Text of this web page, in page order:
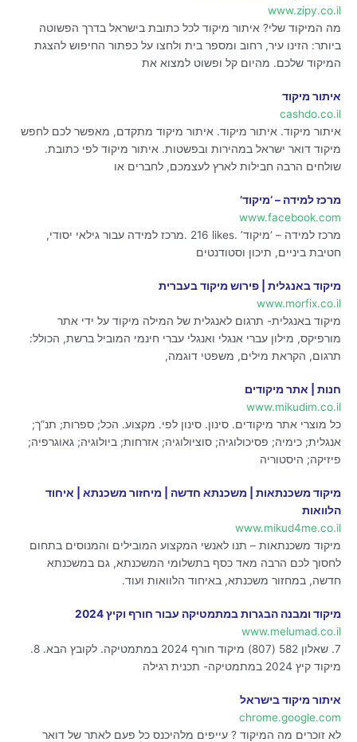
www.zipy.co.il
מה המיקוד שלי? איתור מיקוד לכל כתובת בישראל בדרך הפשוטה
ביותר: הזינו עיר, רחוב ומספר בית ולחצו על כפתור החיפוש להצגת
המיקוד שלכם. מהיום קל ופשוט למצוא את
איתור מיקוד
cashdo.co.il
איתור מיקוד. איתור מיקוד. איתור מיקוד מתקדם, מאפשר לכם לחפש
מיקוד דואר ישראל במהירות ובפשטות. איתור מיקוד לפי כתובת.
שולחים הרבה חבילות לארץ לעצמכם, לחברים או
מרכז למידה – ‘מיקוד’
www.facebook.com
מרכז למידה – ‘מיקוד’‎. 216 likes. ‎מרכז למידה עבור גילאי יסודי,
חטיבת ביניים, תיכון וסטודנטים‎
מיקוד באנגלית | פירוש מיקוד בעברית
www.morfix.co.il
מיקוד באנגלית- תרגום לאנגלית של המילה מיקוד על ידי אתר
מורפיקס, מילון עברי אנגלי ואנגלי עברי חינמי המוביל ברשת, הכולל:
תרגום, הקראת מילים, משפטי דוגמה,
חנות | אתר מיקודים
www.mikudim.co.il
כל מוצרי אתר מיקודים. סינון. סינון לפי. מקצוע. הכל; ספרות; תנ”ך;
אנגלית; כימיה; פסיכולוגיה; סוציולוגיה; אזרחות; ביולוגיה; גאוגרפיה;
פיזיקה; היסטוריה
מיקוד משכנתאות | משכנתא חדשה | מיחזור משכנתא | איחוד
הלוואות
www.mikud4me.co.il
מיקוד משכנתאות – תנו לאנשי המקצוע המובילים והמנוסים בתחום
לחסוך לכם הרבה מאד כסף בתשלומי המשכנתא, גם במשכנתא
חדשה, במחזור משכנתא, באיחוד הלוואות ועוד.
מיקוד ומבנה הבגרות במתמטיקה עבור חורף וקיץ 2024
www.melumad.co.il
7. שאלון 582 (807) מיקוד חורף 2024 במתמטיקה. לקובץ הבא. 8.
מיקוד קיץ 2024 במתמטיקה- תכנית רגילה
איתור מיקוד בישראל
chrome.google.com
לא זוכרים מה המיקוד ? עייפים מלהיכנס כל פעם לאתר של דואר